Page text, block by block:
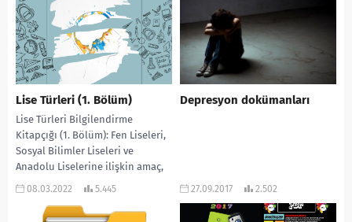
güçlendirici (Göç, Terör,...
Lise Türleri (1. Bölüm)
Lise Türleri Bilgilendirme
Kitapçığı (1. Bölüm): Fen Liseleri,
Sosyal Bilimler Liseleri ve
Anadolu Liselerine ilişkin amaç,
öğrenim süreleri, geçiş sistemi,...
08.03.2022 5.445
Depresyon dokümanları
27.09.2017 2.502